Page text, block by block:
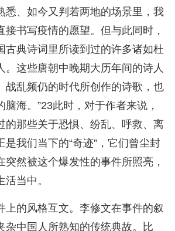
悉、如今又判若两地的场景里，我
接书写疫情的愿望。但与此同时，
古典诗词里所读到过的许多诸如杜
。这些唐朝中晚期大历年间的诗人
战乱频仍的时代所创作的诗歌，也
海。”23此时，对于作者来说，
的那些关于恐惧、纷乱、呼救、离
是我们当下的“奇迹”，它们曾尘封
突然被这个爆发性的事件所照亮，
当中。
上的风格互文。李修文在事件的叙
杂中国人所熟知的传统典故。比